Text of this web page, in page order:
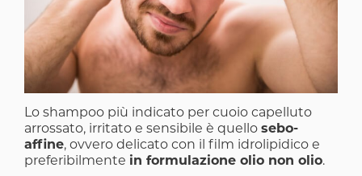
Lo shampoo più indicato per cuoio capelluto
arrossato, irritato e sensibile è quello sebo-
affine, ovvero delicato con il film idrolipidico e
preferibilmente in formulazione olio non olio.